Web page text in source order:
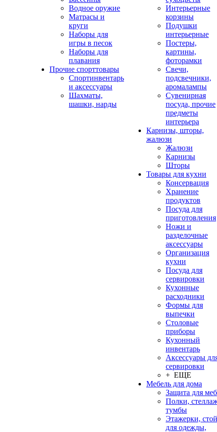
Водное оружие
Матрасы и
круги
Наборы для
игры в песок
Наборы для
плавания
Прочие спорттовары
Спортинвентарь
и аксессуары
Шахматы,
шашки, нарды
Интерьерные
корзины
Подушки
интерьерные
Постеры,
картины,
фоторамки
Свечи,
подсвечники,
аромалампы
Сувенирная
посуда, прочие
предметы
интерьера
Карнизы, шторы,
жалюзи
Жалюзи
Карнизы
Шторы
Товары для кухни
Консервация
Хранение
продуктов
Посуда для
приготовления
Ножи и
разделочные
аксессуары
Организация
кухни
Посуда для
сервировки
Кухонные
расходники
Формы для
выпечки
Столовые
приборы
Кухонный
инвентарь
Аксессуары
сервировки
+ ЕЩЕ
Мебель для дома
Защита для
Полки,
тумбы
Этажерки,
для одежды,